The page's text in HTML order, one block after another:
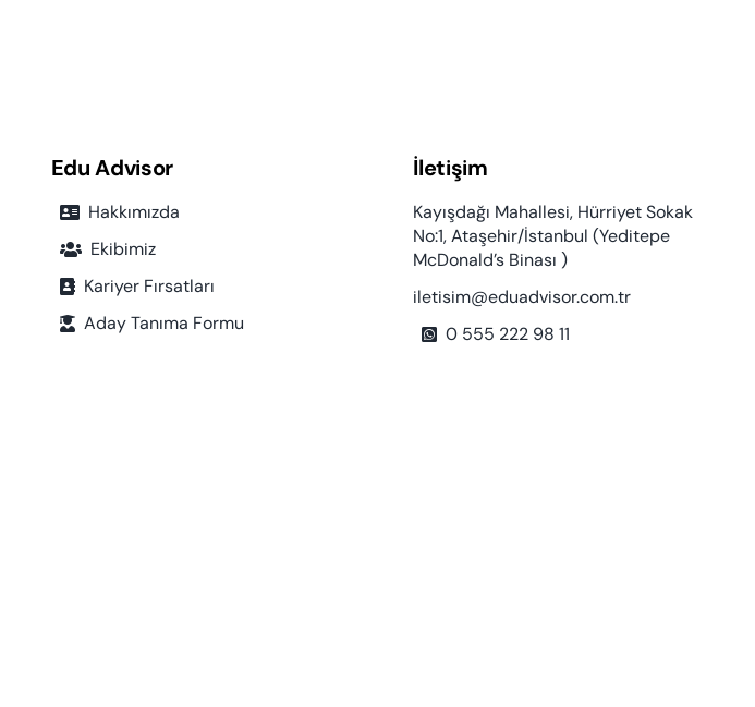
Edu Advisor
Hakkımızda
Ekibimiz
Kariyer Fırsatları
Aday Tanıma Formu
İletişim
Kayışdağı Mahallesi, Hürriyet Sokak
No:1, Ataşehir/İstanbul (Yeditepe
McDonald’s Binası )
iletisim@eduadvisor.com.tr
0 555 222 98 11